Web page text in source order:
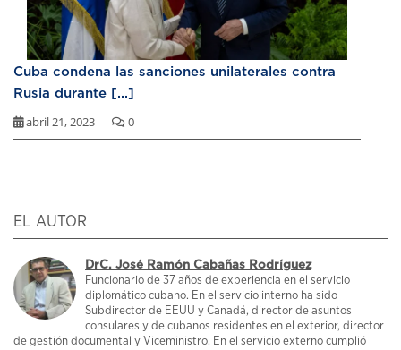
Cuba condena las sanciones unilaterales contra
Rusia durante [...]
abril 21, 2023 0
EL AUTOR
DrC. José Ramón Cabañas Rodríguez
Funcionario de 37 años de experiencia en el servicio
diplomático cubano. En el servicio interno ha sido
Subdirector de EEUU y Canadá, director de asuntos
consulares y de cubanos residentes en el exterior, director
de gestión documental y Viceministro. En el servicio externo cumplió